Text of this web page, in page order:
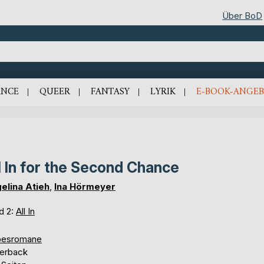
Über BoD
QUEER FANTASY LYRIK E-BOOK-
In for the Second Chance
Atieh Ina Hörmeyer
2: All In